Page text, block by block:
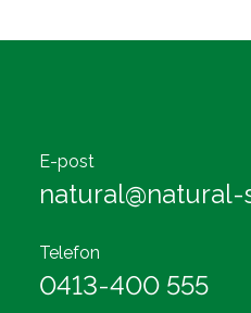
E-post
natural@natural-
Telefon
0413-400 555